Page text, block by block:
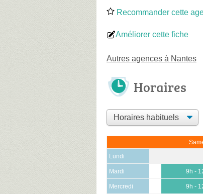
Recommander cette
Améliorer cette fiche
Autres agences à Nantes
Horaires
Lundi
Mardi 9h -
Mercredi 9h -